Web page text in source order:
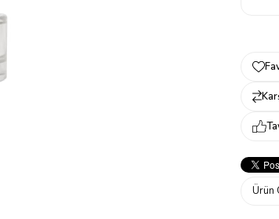
Ürün